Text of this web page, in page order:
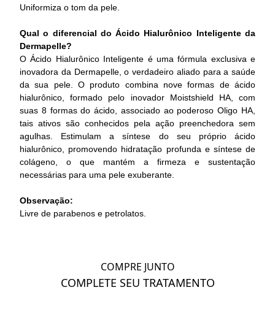
Uniformiza o tom da pele.
Qual o diferencial do Ácido Hialurônico Inteligente da
Dermapelle?
O Ácido Hialurônico Inteligente é uma fórmula exclusiva e
inovadora da Dermapelle, o verdadeiro aliado para a saúde
da sua pele. O produto combina nove formas de ácido
hialurônico, formado pelo inovador Moistshield HA, com
suas 8 formas do ácido, associado ao poderoso Oligo HA,
tais ativos são conhecidos pela ação preenchedora sem
agulhas. Estimulam a síntese do seu próprio ácido
hialurônico, promovendo hidratação profunda e síntese de
colágeno, o que mantém a firmeza e sustentação
necessárias para uma pele exuberante.
Observação:
Livre de parabenos e petrolatos.
COMPRE JUNTO
COMPLETE SEU TRATAMENTO